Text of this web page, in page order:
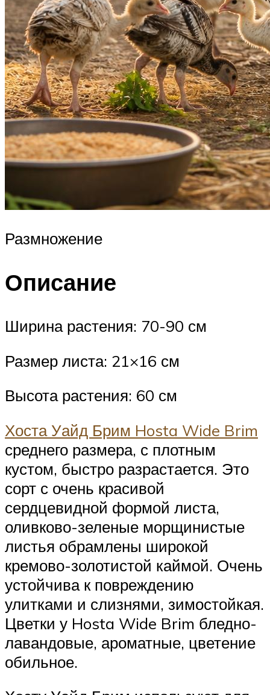
Размножение
Описание
Ширина растения: 70-90 см
Размер листа: 21×16 см
Высота растения: 60 см
Хоста Уайд Брим Hosta Wide Brim
среднего размера, с плотным
кустом, быстро разрастается. Это
сорт с очень красивой
сердцевидной формой листа,
оливково-зеленые морщинистые
листья обрамлены широкой
кремово-золотистой каймой. Очень
устойчива к повреждению
улитками и слизнями, зимостойкая.
Цветки у Hosta Wide Brim бледно-
лавандовые, ароматные, цветение
обильное.